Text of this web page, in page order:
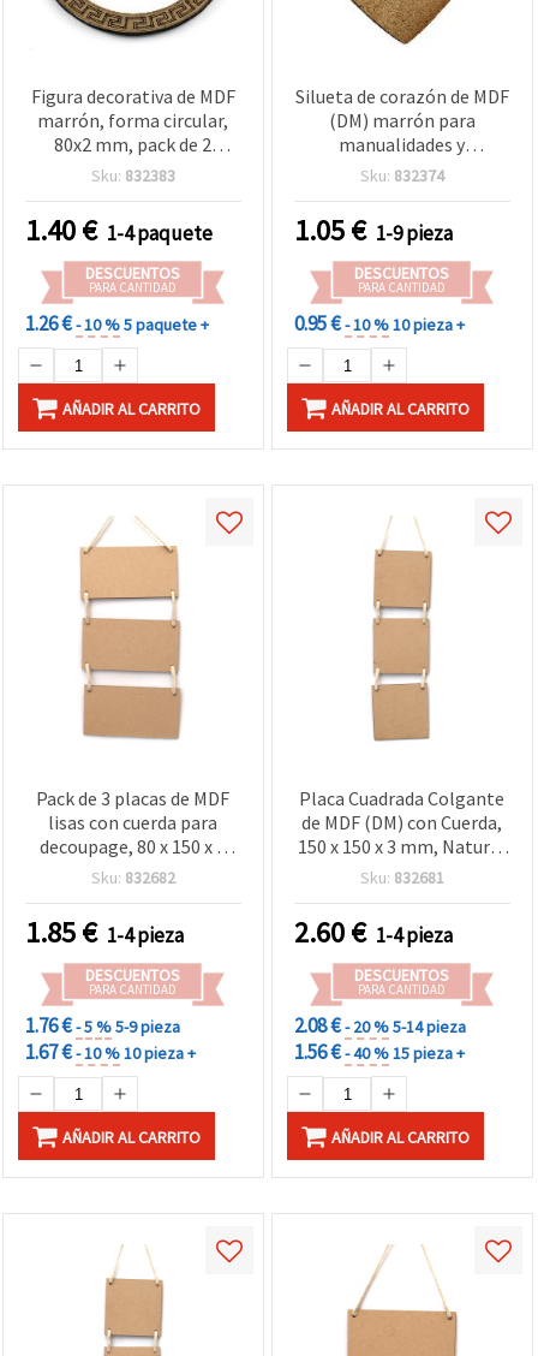
Figura decorativa de MDF
marrón, forma circular,
80x2 mm, pack de 2
unidades para
Sku: 832383
1.40€ 1-4 paquete
DESCUENTOS
PARA CANTIDAD
1.26 €- 10 %5 paquete +
AÑADIR AL CARRITO
Silueta de corazón de MDF
(DM) marrón para
manualidades y
decoración, 90x105x2 mm
Sku: 832374
1.05€ 1-9 pieza
DESCUENTOS
PARA CANTIDAD
0.95 €- 10 %10 pieza +
AÑADIR AL CARRITO
Pack de 3 placas de MDF
lisas con cuerda para
decoupage, 80 x 150 x 3
mm
Sku: 832682
1.85€ 1-4 pieza
DESCUENTOS
PARA CANTIDAD
1.76 €- 5 %5-9 pieza
1.67 €- 10 %10 pieza +
AÑADIR AL CARRITO
Placa Cuadrada Colgante
de MDF (DM) con Cuerda,
150 x 150 x 3 mm, Natural
en Crudo – Base en Blanco
Carteles DIY,
Manualidades y
Decoración de Pared
Sku: 832681
2.60€ 1-4 pieza
DESCUENTOS
PARA CANTIDAD
2.08 €- 20 %5-14 pieza
1.56 €- 40 %15 pieza +
AÑADIR AL CARRITO